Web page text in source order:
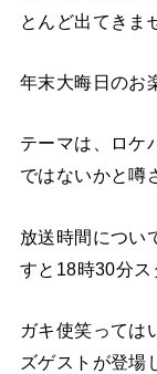
とんど出てきま
年末大晦日のお
テーマは、ロケ
ではないかと噂
放送時間につい
すと18時30分ス
ガキ使笑っては
ズゲストが登場